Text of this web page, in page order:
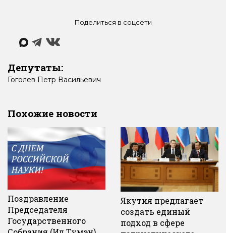
Поделиться в соцсети
Депутаты:
Гоголев Петр Васильевич
Похожие новости
Поздравление
Председателя
Государственного
Якутия предлагает
создать единый
подход в сфере